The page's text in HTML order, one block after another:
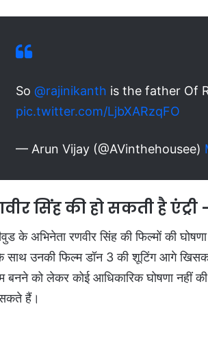
So @rajinikanth is the father Of
pic.twitter.com/LjbXARzqFO
— Arun Vijay (@AVinthehousee)
सिंह की हो सकती है एंट्री
के अभिनेता रणवीर सिंह की फिल्मों की
साथ उनकी फिल्म डॉन 3 की शूटिंग आगे
बनने को लेकर कोई आधिकारिक घोषणा नहीं
हैं।